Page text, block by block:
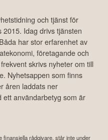
och tjänst för
Idag drivs tjänsten
har stor erfarenhet av
företagande och
skrivs nyheter om till
Nyhetsappen som finns
åren laddats ner
ett användarbetyg som är
finansiella rådgivare, står inte under